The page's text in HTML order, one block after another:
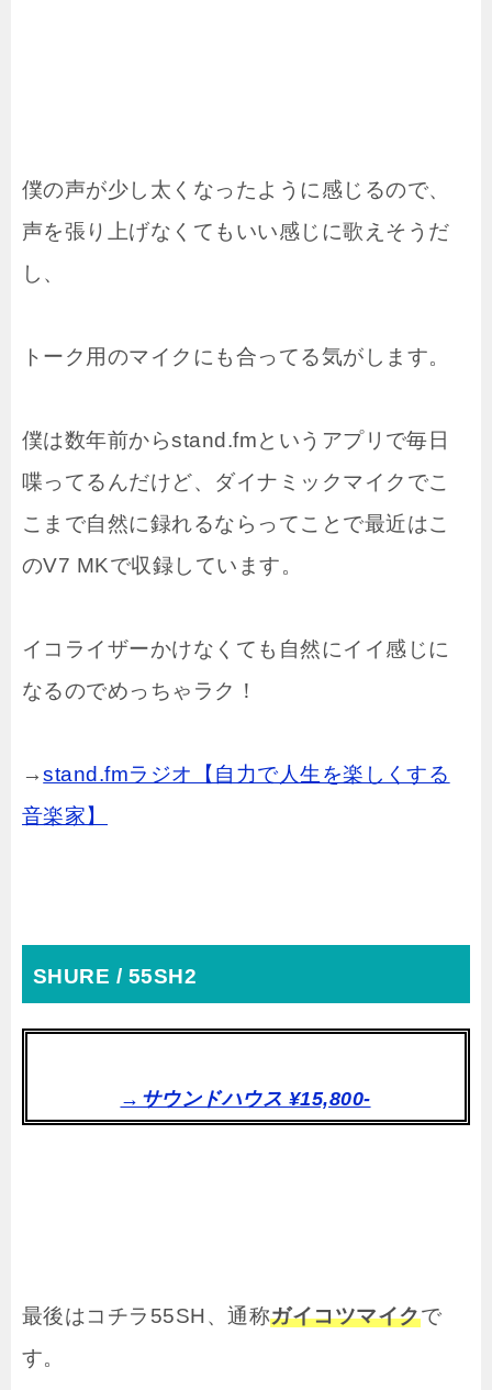
僕の声が少し太くなったように感じるので、
声を張り上げなくてもいい感じに歌えそうだ
し、
トーク用のマイクにも合ってる気がします。
僕は数年前からstand.fmというアプリで毎日
喋ってるんだけど、ダイナミックマイクでこ
こまで自然に録れるならってことで最近はこ
のV7 MKで収録しています。
イコライザーかけなくても自然にイイ感じに
なるのでめっちゃラク！
→stand.fmラジオ【自力で人生を楽しくする
音楽家】
SHURE / 55SH2
→サウンドハウス ¥15,800-
最後はコチラ55SH、通称ガイコツマイクで
す。